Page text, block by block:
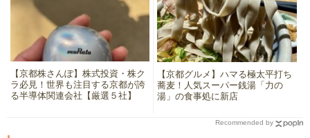
【京都株さんぽ】株式投資・株ク
ラ必見！世界も注目する京都が誇
る半導体関連会社【厳選５社】
【京都グルメ】ハマる極太平打ち
蕎麦！人気スーパー銭湯「力の
湯」の食事処に新店
Recommended by